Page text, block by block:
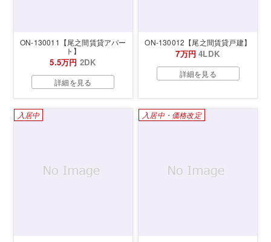
ON-130011【尾之間賃貸アパー
ト】
5.5万円 2DK
詳細を見る
ON-130012【尾之間賃貸戸建】
7万円4LDK
詳細を見る
入居中 入居中・価格改定